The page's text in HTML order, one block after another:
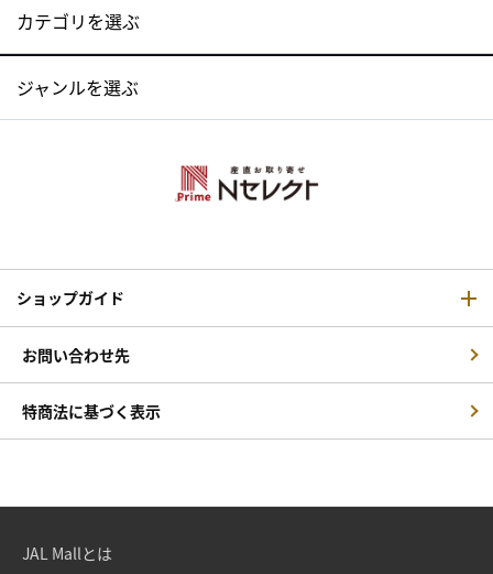
カテゴリを選ぶ
ジャンルを選ぶ
ショップガイド
お問い合わせ先
特商法に基づく表示
JAL Mallとは